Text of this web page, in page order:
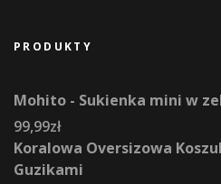
PRODUKTY
Mohito - Sukienka mini w
99,99zł
Koralowa Oversizowa
Guzikami